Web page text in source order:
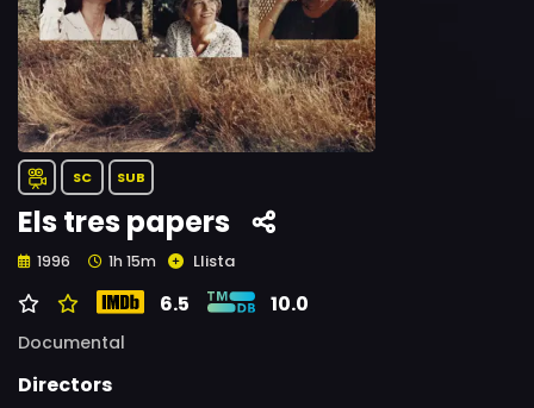
SC SUB
Els tres papers
1996 1h 15m Llista
6.5 10.0
Documental
Directors